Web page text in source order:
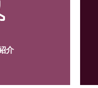
介